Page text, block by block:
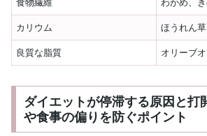
食物繊維 わかめ、
カリウム ほうれん
良質な脂質 オリーブ
ダイエットが停滞する原因と打
や食事の偏りを防ぐポイント